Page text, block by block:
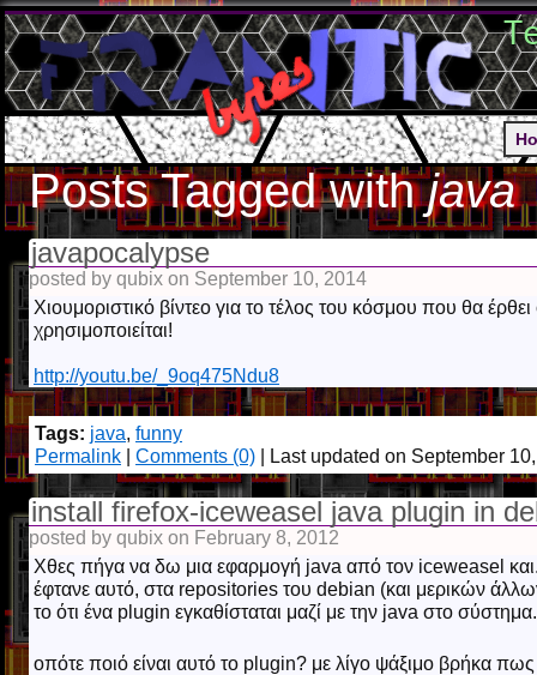
Posts Tagged withjava
javapocalypse
posted by qubix on September 10, 2014
Χιουμοριστικό βίντεο για το τέλος του κόσμου που θα
χρησιμοποιείται!
http://youtu.be/_9oq475Ndu8
Tags: java, funny
Permalink
Comments (0) | Last updated on September
install firefox-iceweasel java plugin in
posted by qubix on February 8, 2012
Χθες πήγα να δω μια εφαρμογή java από τον iceweasel
έφτανε αυτό, στα repositories του debian (και μερικών
το ότι ένα plugin εγκαθίσταται μαζί με την java στο
οπότε ποιό είναι αυτό το plugin? με λίγο ψάξιμο βρήκα